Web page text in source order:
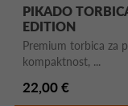
PIKADO
EDITION
Premium torbica za
kompaktnost, ...
22,00 €